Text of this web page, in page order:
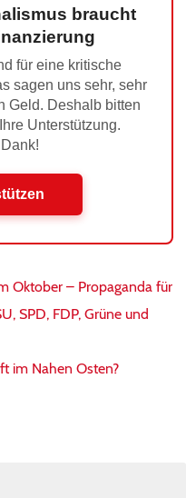
braucht
für eine kritische
sagen uns sehr, sehr
Geld. Deshalb bitten
Unterstützung.
Oktober – Propaganda für
SPD, FDP, Grüne und
im Nahen Osten?